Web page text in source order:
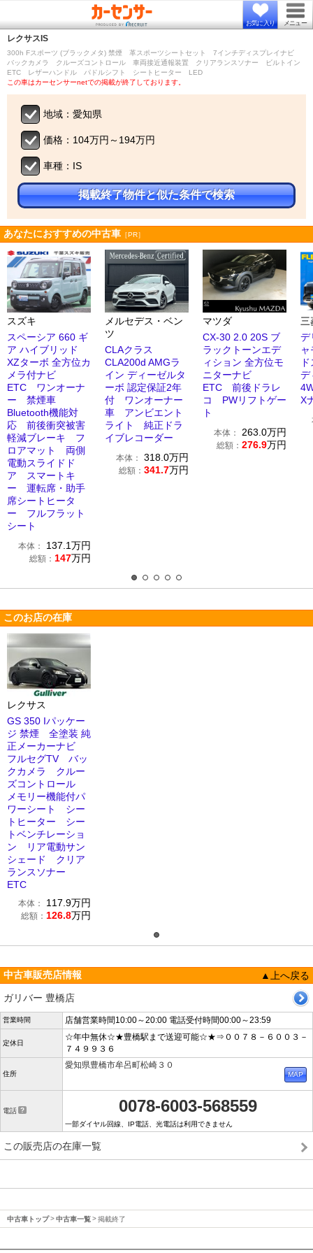
お気に入り メニュー
レクサス IS
300h Fスポーツ (ブラックメタ) 禁煙 革スポーツシートセット 7インチディスプレイナビ
バックカメラ クルーズコントロール 車両接近通報装置 クリアランスソナー ビルトイン
ETC レザーハンドル パドルシフト シートヒーター LED
この車はカーセンサーnetでの掲載が終了しております。
地域：愛知県
価格：104万円～194万円
車種：IS
掲載終了物件と似た条件で検索
あなたにおすすめの中古車 ［PR］
スズキ
スペーシア 660 ギ
ア ハイブリッド
XZターボ 全方位カ
メラ付ナビ
ETC ワンオーナ
ー 禁煙車
Bluetooth機能対
応 前後衝突被害
軽減ブレーキ フ
ロアマット 両側
電動スライドド
ア スマートキ
ー 運転席・助手
席シートヒータ
ー フルフラット
シート
本体： 137.1万円
総額： 147万円
メルセデス・ベン
ツ
CLAクラス
CLA200d AMGラ
イン ディーゼルタ
ーボ 認定保証2年
付 ワンオーナー
車 アンビエント
ライト 純正ドラ
イブレコーダー
本体： 318.0万円
総額： 341.7万円
マツダ
CX-30 2.0 20S ブ
ラックトーンエデ
ィション 全方位モ
ニターナビ
ETC 前後ドラレ
コ PWリフトゲー
ト
本体： 263.0万円
総額： 276.9万円
三
デ
デ
X
このお店の在庫
レクサス
GS 350 Iパッケー
ジ 禁煙 全塗装 純
正メーカーナビ
フルセグTV バッ
クカメラ クルー
ズコントロール
メモリー機能付パ
ワーシート シー
トヒーター シー
トベンチレーショ
ン リア電動サン
シェード クリア
ランスソナー
ETC
本体： 117.9万円
総額： 126.8万円
中古車販売店情報
▲上へ戻る
ガリバー 豊橋店
営業時間 店舗営業時間10:00～20:00 電話受付時間00:00～23:59
定休日
☆年中無休☆★豊橋駅まで送迎可能☆★⇒００７８－６００３－
７４９９３６
住所
愛知県豊橋市牟呂町松崎３０
電話 0078-6003-568559
一部ダイヤル回線、IP電話、光電話は利用できません
この販売店の在庫一覧
中古車トップ 中古車一覧 掲載終了